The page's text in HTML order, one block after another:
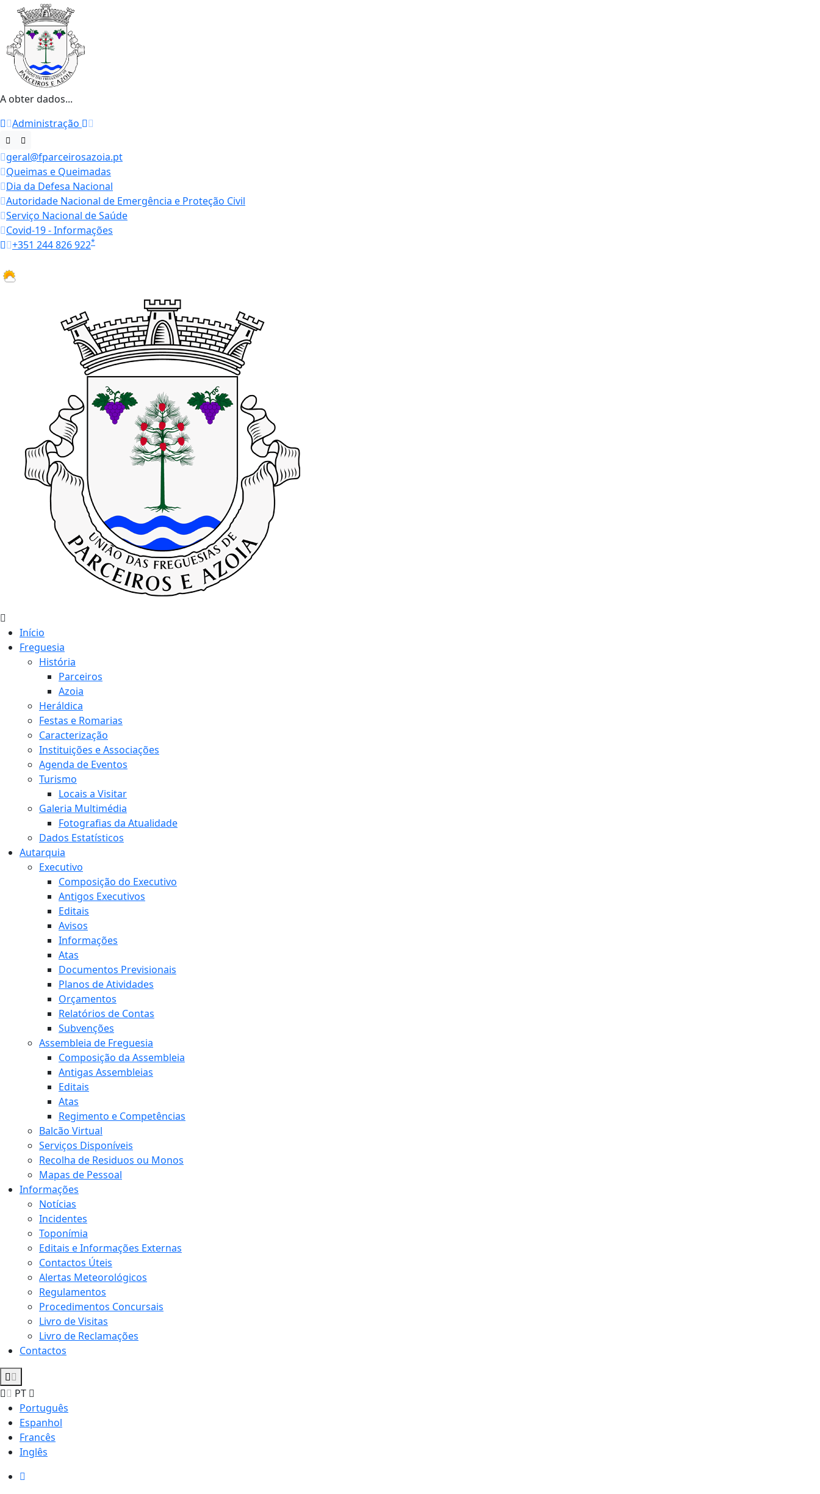
A obter dados...
Administração
geral@fparceirosazoia.pt
Queimas e Queimadas
Dia da Defesa Nacional
Autoridade Nacional de Emergência e Proteção Civil
Serviço Nacional de Saúde
Covid-19 - Informações
+351 244 826 922*
Início
Freguesia
História
Parceiros
Azoia
Heráldica
Festas e Romarias
Caracterização
Instituições e Associações
Agenda de Eventos
Turismo
Locais a Visitar
Galeria Multimédia
Fotografias da Atualidade
Dados Estatísticos
Autarquia
Executivo
Composição do Executivo
Antigos Executivos
Editais
Avisos
Informações
Atas
Documentos Previsionais
Planos de Atividades
Orçamentos
Relatórios de Contas
Subvenções
Assembleia de Freguesia
Composição da Assembleia
Antigas Assembleias
Editais
Atas
Regimento e Competências
Balcão Virtual
Serviços Disponíveis
Recolha de Residuos ou Monos
Mapas de Pessoal
Informações
Notícias
Incidentes
Toponímia
Editais e Informações Externas
Contactos Úteis
Alertas Meteorológicos
Regulamentos
Procedimentos Concursais
Livro de Visitas
Livro de Reclamações
Contactos
PT
Português
Espanhol
Francês
Inglês